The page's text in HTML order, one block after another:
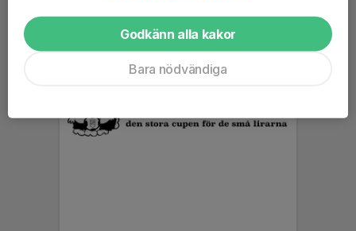
Godkänn alla kakor
Bara nödvändiga